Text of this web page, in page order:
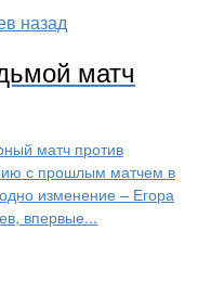
назад
матч
матч против
с прошлым матчем в
изменение – Егора
впервые...